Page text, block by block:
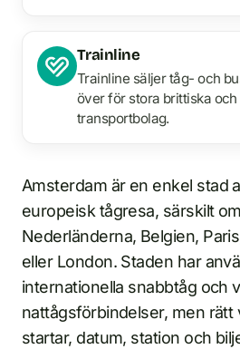
Trainline
Trainline säljer tåg- och
över för stora brittiska
transportbolag.
Amsterdam är en enkel stad
europeisk tågresa, särskilt
Nederländerna, Belgien,
eller London. Staden har
internationella snabbtåg och
nattågsförbindelser, men rätt
startar, datum, station och